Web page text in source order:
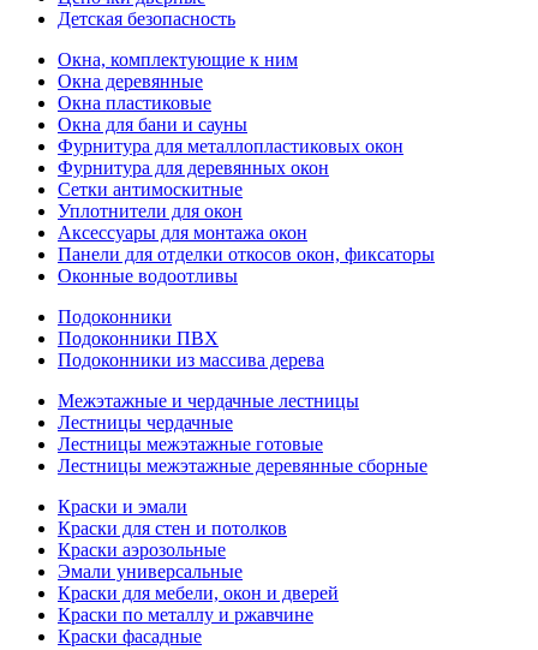
Детская безопасность
Окна, комплектующие к ним
Окна деревянные
Окна пластиковые
Окна для бани и сауны
Фурнитура для металлопластиковых окон
Фурнитура для деревянных окон
Сетки антимоскитные
Уплотнители для окон
Аксессуары для монтажа окон
Панели для отделки откосов окон, фиксаторы
Оконные водоотливы
Подоконники
Подоконники ПВХ
Подоконники из массива дерева
Межэтажные и чердачные лестницы
Лестницы чердачные
Лестницы межэтажные готовые
Лестницы межэтажные деревянные сборные
Краски и эмали
Краски для стен и потолков
Краски аэрозольные
Эмали универсальные
Краски для мебели, окон и дверей
Краски по металлу и ржавчине
Краски фасадные